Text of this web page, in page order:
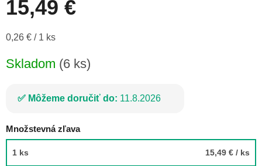
15,49 €
Jednotková
0,26 € / 1 ks
Skladom (6 ks)
Môžeme doručiť do: 11.8.2026
Množstevná zľava
1 ks 15,49 € / ks